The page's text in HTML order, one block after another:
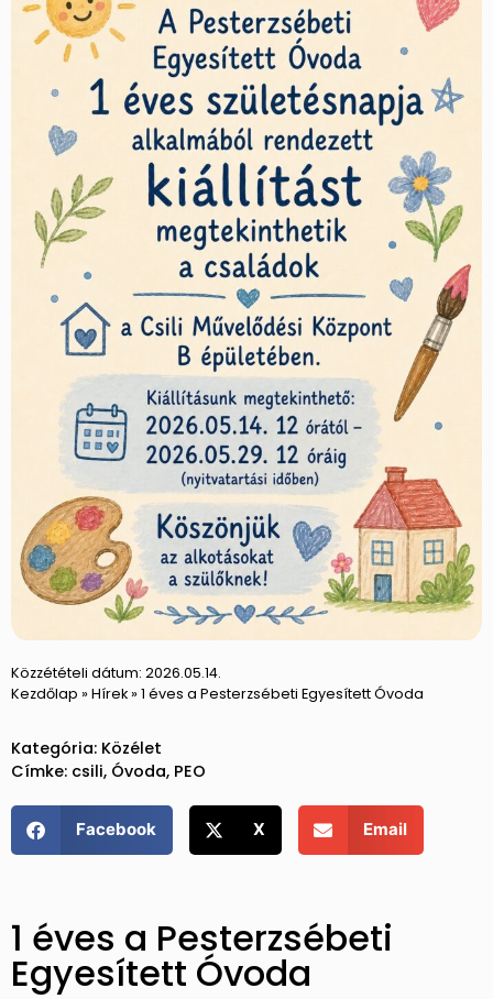
Közzétételi dátum: 2026.05.14.
Kezdőlap » Hírek» 1 éves a Pesterzsébeti Egyesített Óvoda
Kategória: Közélet
Címke: csili, Óvoda, PEO
Facebook X Email
1 éves a Pesterzsébeti
Egyesített Óvoda